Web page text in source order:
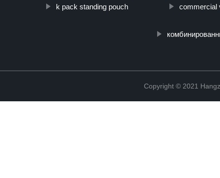
k pack standing pouch commercial
Copyright © 2021